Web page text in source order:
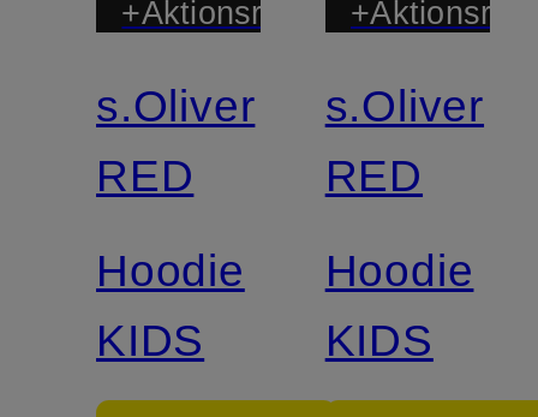
+Aktionsrabatt
s.Oliver
RED
Hoodie
KIDS
s.Oliver
RED
Hoodie
KIDS